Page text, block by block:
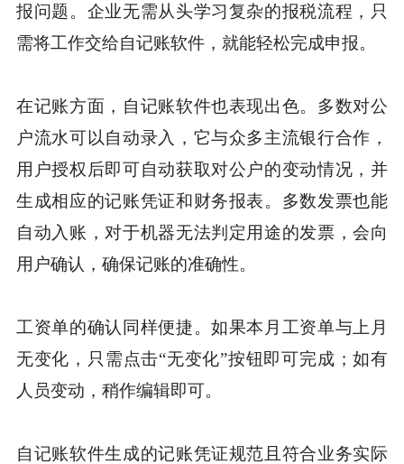
报问题。企业无需从头学习复杂的报税流程，只
需将工作交给自记账软件，就能轻松完成申报。
在记账方面，自记账软件也表现出色。多数对公
户流水可以自动录入，它与众多主流银行合作，
用户授权后即可自动获取对公户的变动情况，并
生成相应的记账凭证和财务报表。多数发票也能
自动入账，对于机器无法判定用途的发票，会向
用户确认，确保记账的准确性。
工资单的确认同样便捷。如果本月工资单与上月
无变化，只需点击“无变化”按钮即可完成；如有
人员变动，稍作编辑即可。
自记账软件生成的记账凭证规范且符合业务实际